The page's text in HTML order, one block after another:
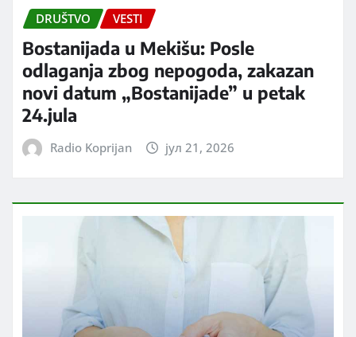
DRUŠTVO VESTI
Bostanijada u Mekišu: Posle
odlaganja zbog nepogoda, zakazan
novi datum „Bostanijade” u petak
24.jula
Radio Koprijan јул 21, 2026